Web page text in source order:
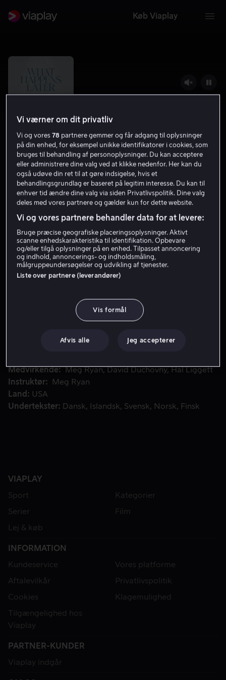
Køb Viaplay
What Happens Later
4.8 Komedie Romantik 2023
1 t. 39 min
Få Viaplay
Se trailer
To tidligere elskende, Bill (David Duchovny) og Willa
To tidligere elskende, Bill (David Duchovny) og Willa
Medvirkende Meg Ryan David Duchovny Hal Liggett
Instruktør
Meg Ryan
Land
USA
Undertekster
Dansk Islandsk Svensk Norsk Finsk
VIAPLAY
Sport
Kategorier
Serier
Film
Lej & køb
INFORMATION
Kundeservice
Vores platforme
Aftalevilkår
Privatlivspolitik
Cookies
Klagemulighed
Tilgængelighed hos
Viaplay
PARTNER-KUNDER
Viaplay indgår
Vi værner om dit privatliv
Vi og vores78 partnere gemmer og får adgang til oplysninger
på din enhed, for eksempel unikke identifikatorer i cookies, som
bruges til behandling af personoplysninger. Du kan acceptere
eller administrere dine valg ved at klikke nedenfor. Her kan du
også udøve din ret til at gøre indsigelse, hvis et
behandlingsgrundlag er baseret på legitim interesse. Du kan til
enhver tid ændre dine valg via siden Privatlivspolitik. Dine valg
deles med vores partnere og gælder kun for dette website.
Vi og vores partnere behandler data for at levere:
Bruge præcise geografiske placeringsoplysninger. Aktivt
scanne enhedskarakteristika til identifikation. Opbevare
og/eller tilgå oplysninger på en enhed. Tilpasset annoncering
og indhold, annoncerings- og indholdsmåling,
målgruppeundersøgelser og udvikling af tjenester.
Liste over partnere (leverandører)
Vis formål
Afvis alle Jeg accepterer